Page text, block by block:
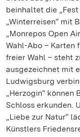
beinhaltet die
„Winterreisen“ mit
„Monrepos Open
Wahl-Abo – Karten
freier Wahl – steht
ausgezeichnet mit
Ludwigsburg
„Herzogin“ können
Schloss erkunden.
„Liebe zur Natur“
Künstlers